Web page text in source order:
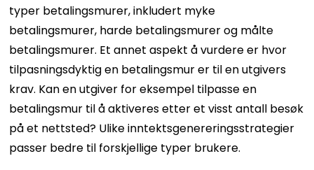
typer betalingsmurer, inkludert myke
betalingsmurer, harde betalingsmurer og målte
betalingsmurer. Et annet aspekt å vurdere er hvor
tilpasningsdyktig en betalingsmur er til en utgivers
krav. Kan en utgiver for eksempel tilpasse en
betalingsmur til å aktiveres etter et visst antall besøk
på et nettsted? Ulike inntektsgenereringsstrategier
passer bedre til forskjellige typer brukere.